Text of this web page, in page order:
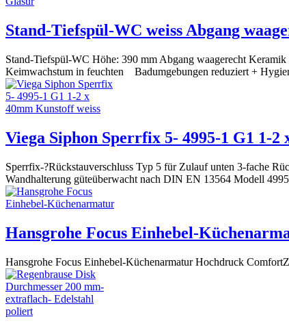
Stand-Tiefspül-WC weiss Abgang
Stand-Tiefspül-WC Höhe: 390 mm Abgang waagerecht
Keimwachstum in feuchten Badumgebungen reduziert +
Viega Siphon Sperrfix 5- 4995-1 G1 1-2
Sperrfix-?Rückstauverschluss Typ 5 für Zulauf unten 3-fache
Wandhalterung güteüberwacht nach DIN EN 13564 Modell
Hansgrohe Focus Einhebel-
Hansgrohe Focus Einhebel-Küchenarmatur Hochdruck